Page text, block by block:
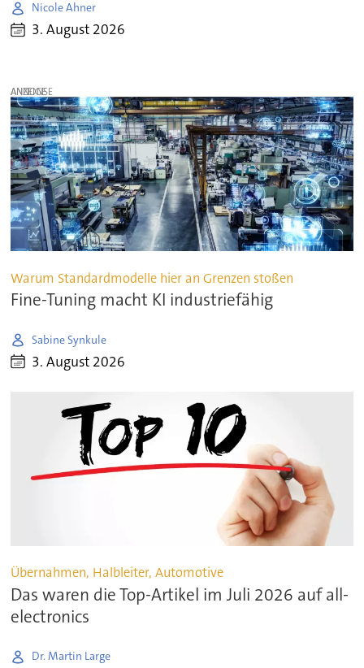
Nicole Ahner
3. August 2026
ANZEIGE
Warum Standardmodelle hier an Grenzen stoßen
Fine-Tuning macht KI industriefähig
Sabine Synkule
3. August 2026
Übernahmen, Halbleiter, Automotive
Das waren die Top-Artikel im Juli 2026 auf all-
electronics
Dr. Martin Large